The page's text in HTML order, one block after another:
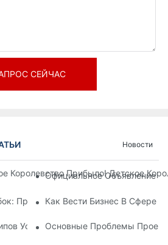
СЕЙЧАС
Новости
Королевство Прибыло! Детское
Официальное Объявление |
При Инвестировании В
Как Вести Бизнес В Сфере
Успешного Проектирования
Основные Проблемы